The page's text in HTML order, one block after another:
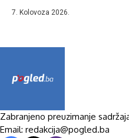
7. Kolovoza 2026.
Zabranjeno preuzimanje
Email: redakcija@pogled.ba